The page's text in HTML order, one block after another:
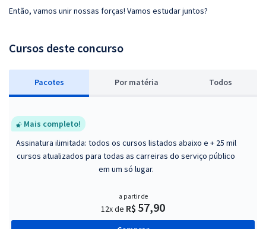
Então, vamos unir nossas forças! Vamos estudar juntos?
Cursos deste concurso
Pacotes Por matéria Todos
Mais completo!
Assinatura ilimitada: todos os cursos listados abaixo e + 25 mil
cursos atualizados para todas as carreiras do serviço público
em um só lugar.
a partir de
12x de R$ 57,90